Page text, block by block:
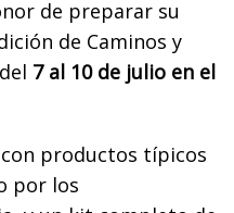
de preparar su
de Caminos y
7 al 10 de julio en el
productos típicos
por los